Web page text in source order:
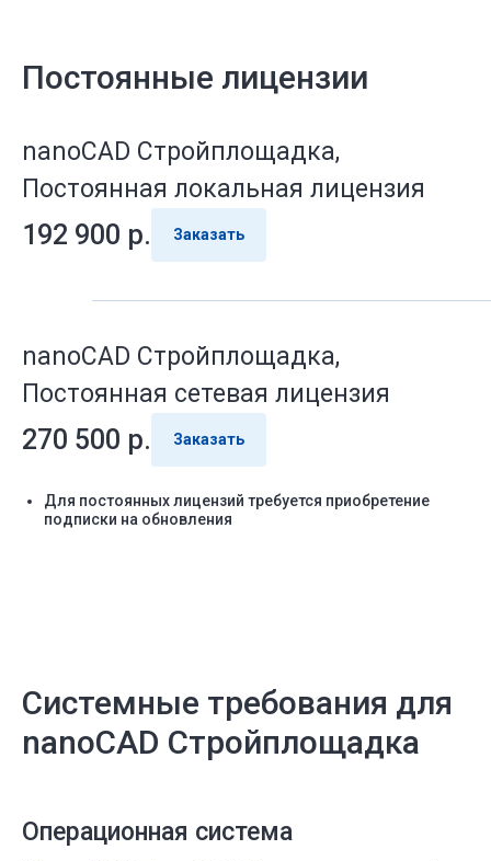
Постоянные лицензии
nanoCAD Стройплощадка,
Постоянная локальная лицензия
192 900 р. Заказать
nanoCAD Стройплощадка,
Постоянная сетевая лицензия
270 500 р. Заказать
Для постоянных лицензий требуется приобретение
подписки на обновления
Системные требования для
nanoCAD Стройплощадка
Операционная система